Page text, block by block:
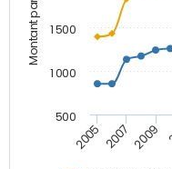
2005 2007 2009
500
1 000
1 500